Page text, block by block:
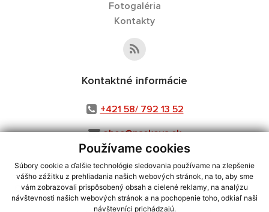
Používame cookies
Súbory cookie a ďalšie technológie sledovania používame na zlepšenie
vášho zážitku z prehliadania našich webových stránok, na to, aby sme
vám zobrazovali prispôsobený obsah a cielené reklamy, na analýzu
návštevnosti našich webových stránok a na pochopenie toho, odkiaľ naši
návštevníci prichádzajú.
Fotogaléria
Kontakty
Kontaktné informácie
+421 58/ 792 13 52
obec@paskova.sk
využite možnosť získavania aktuálnych informácií s využitím RSS
CMS systém (redakčný) systém ECHELON 2,Mapa stránok,web portál